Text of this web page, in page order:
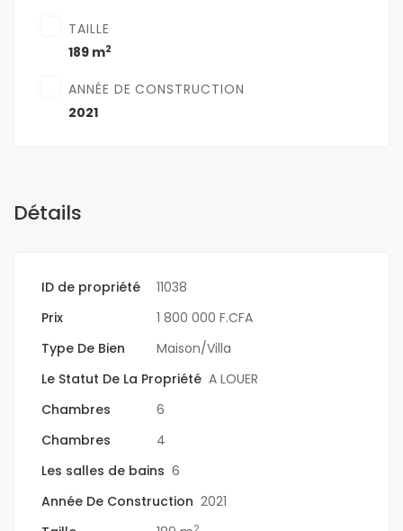
TAILLE
189 m2
ANNÉE DE CONSTRUCTION
2021
Détails
ID de propriété
11038
Prix
1 800 000 F.CFA
Type De Bien
Maison/Villa
Le Statut De La Propriété A LOUER
Chambres
6
Chambres
4
Les salles de bains 6
Année De Construction 2021